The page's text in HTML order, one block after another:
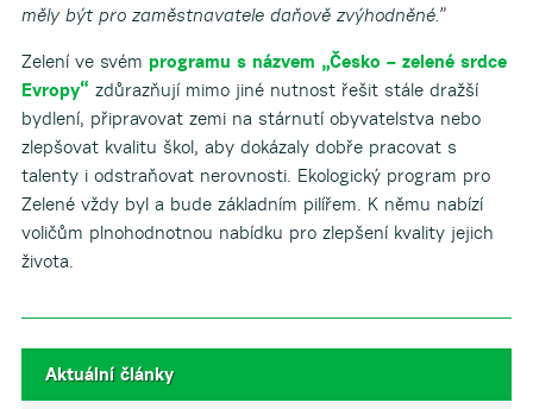
měly být pro zaměstnavatele daňově zvýhodněné.”
Zelení ve svém programu s názvem „Česko – zelené srdce
Evropy“ zdůrazňují mimo jiné nutnost řešit stále dražší
bydlení, připravovat zemi na stárnutí obyvatelstva nebo
zlepšovat kvalitu škol, aby dokázaly dobře pracovat s
talenty i odstraňovat nerovnosti. Ekologický program pro
Zelené vždy byl a bude základním pilířem. K němu nabízí
voličům plnohodnotnou nabídku pro zlepšení kvality jejich
života.
Aktuální články